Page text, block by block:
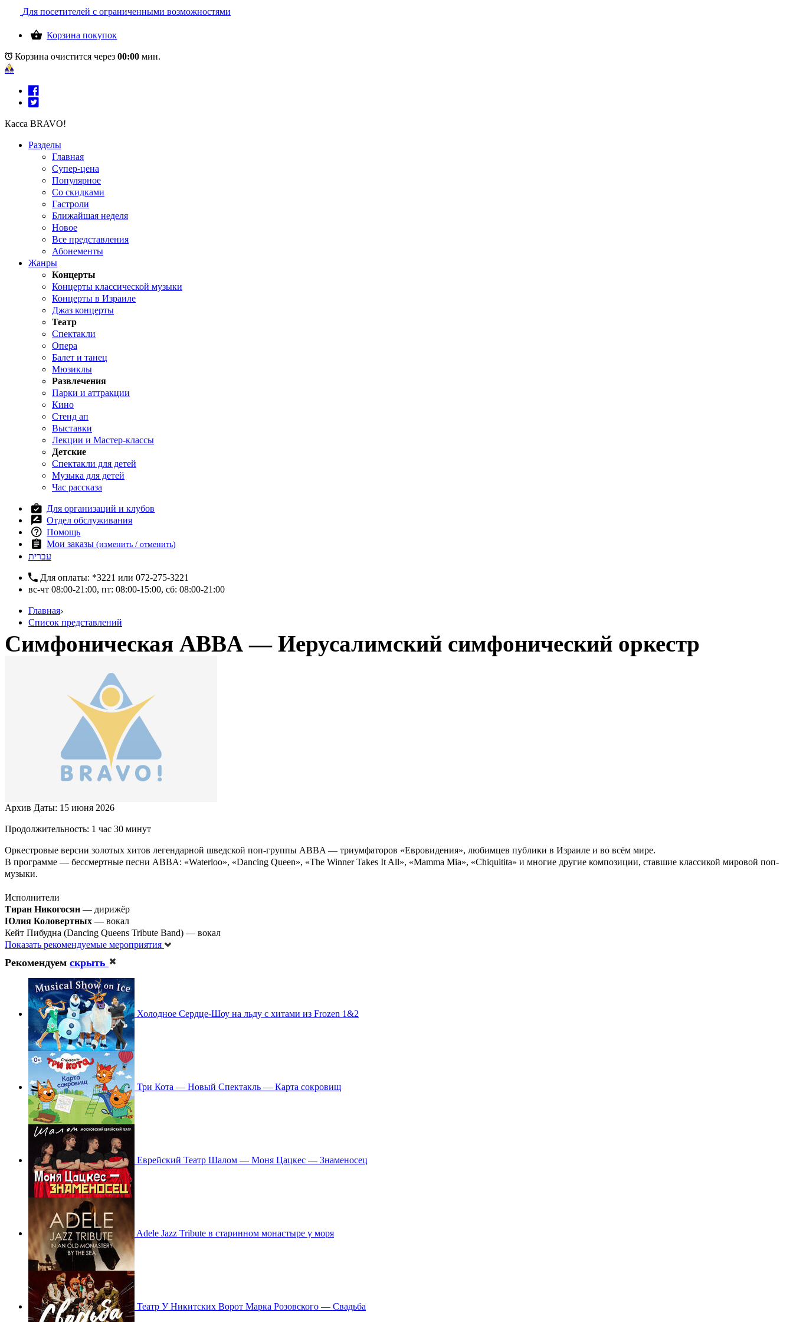
Для посетителей с ограниченными возможностями
Корзина покупок
Корзина очистится через 00:00 мин.
Касса BRAVO!
Разделы
Главная
Супер-цена
Популярное
Со скидками
Гастроли
Ближайшая неделя
Новое
Все представления
Абонементы
Жанры
Концерты
Концерты классической музыки
Концерты в Израиле
Джаз концерты
Театр
Спектакли
Опера
Балет и танец
Мюзиклы
Развлечения
Парки и аттракции
Кино
Стенд ап
Выставки
Лекции и Мастер-классы
Детские
Спектакли для детей
Музыка для детей
Час рассказа
Для организаций и клубов
Отдел обслуживания
Помощь
Мои заказы(изменить / отменить)
עברית
Для оплаты: *3221 или 072-275-3221
вс-чт 08:00-21:00, пт: 08:00-15:00, сб: 08:00-21:00
Главная›
Список представлений
Симфоническая ABBA — Иерусалимский симфонический оркестр
Архив Даты: 15 июня 2026
Продолжительность: 1 час 30 минут
Оркестровые версии золотых хитов легендарной шведской поп-группы ABBA — триумфаторов «Евровидения», любимцев публики в Израиле и во всём мире.
В программе — бессмертные песни ABBA: «Waterloo», «Dancing Queen», «The Winner Takes It All», «Mamma Mia», «Chiquitita» и многие другие композиции, ставшие классикой мировой поп-
музыки.
Исполнители
Тиран Никогосян — дирижёр
Юлия Коловертных — вокал
Кейт Пибудна (Dancing Queens Tribute Band) — вокал
Показать рекомендуемые мероприятия
Рекомендуем скрыть
Холодное Сердце-Шоу на льду с хитами из Frozen 1&2
Три Кота — Новый Спектакль — Карта сокровищ
Еврейский Театр Шалом — Моня Цацкес — Знаменосец
Adele Jazz Tribute в старинном монастыре у моря
Театр У Никитских Ворот Марка Розовского — Свадьба